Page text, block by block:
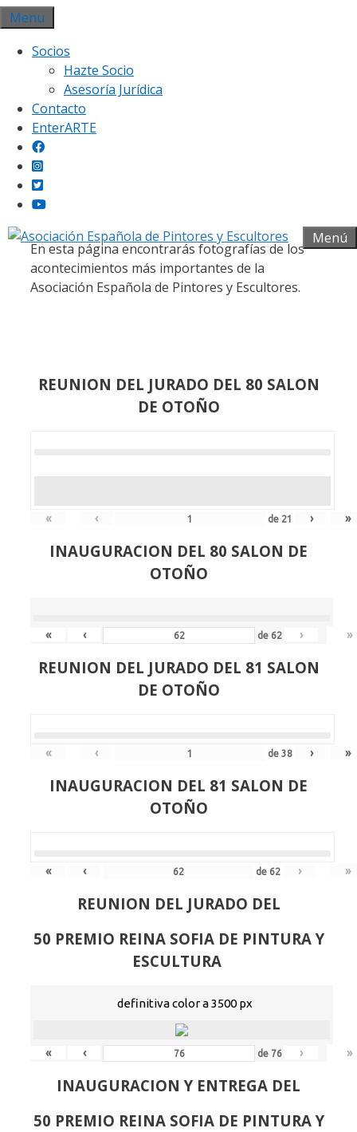
Saltar
al
contenido
Menu
Socios
Hazte Socio
Asesoría Jurídica
Contacto
EnterARTE
Menú
Galería fotográfica
En esta página encontrarás fotografías de los
acontecimientos más importantes de la
Asociación Española de Pintores y Escultores.
REUNION DEL JURADO DEL 80 SALON
DE OTOÑO
« ‹ de 21 › »
INAUGURACION DEL 80 SALON DE
OTOÑO
« ‹ de 62 › »
REUNION DEL JURADO DEL 81 SALON
DE OTOÑO
« ‹ de38 › »
INAUGURACION DEL 81 SALON DE
OTOÑO
« ‹ de 62 › »
REUNION DEL JURADO DEL
50 PREMIO REINA SOFIA DE PINTURA Y
ESCULTURA
definitiva color a 3500 px
« ‹ de 76 › »
INAUGURACION Y ENTREGA DEL
50 PREMIO REINA SOFIA DE PINTURA Y